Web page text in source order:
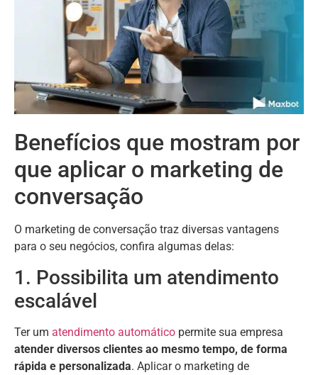
Benefícios que mostram por
que aplicar o marketing de
conversação
O marketing de conversação traz diversas vantagens
para o seu negócios, confira algumas delas:
1. Possibilita um atendimento
escalável
Ter um atendimento automático permite sua empresa
atender diversos clientes ao mesmo tempo, de forma
rápida e personalizada. Aplicar o marketing de